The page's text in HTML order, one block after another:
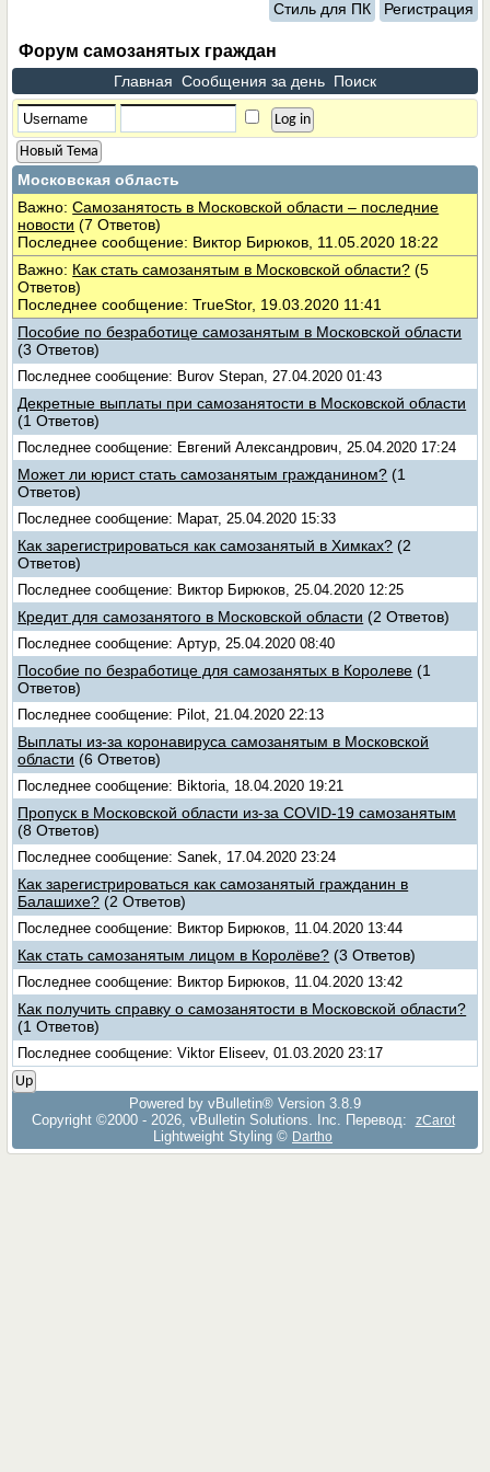
Стиль для ПК Регистрация
Форум самозанятых граждан
Главная Сообщения за день Поиск
Новый Тема
Московская область
Важно:Самозанятость в Московской области – последние
новости (7 Ответов)
Последнее сообщение: Виктор Бирюков, 11.05.2020 18:22
Важно: Как стать самозанятым в Московской области? (5
Ответов)
Последнее сообщение: TrueStor, 19.03.2020 11:41
Пособие по безработице самозанятым в Московской области
(3 Ответов)
Последнее сообщение: Burov Stepan, 27.04.2020 01:43
Декретные выплаты при самозанятости в Московской области
(1 Ответов)
Последнее сообщение: Евгений Александрович, 25.04.2020 17:24
Может ли юрист стать самозанятым гражданином? (1
Ответов)
Последнее сообщение: Марат, 25.04.2020 15:33
Как зарегистрироваться как самозанятый в Химках? (2
Ответов)
Последнее сообщение: Виктор Бирюков, 25.04.2020 12:25
Кредит для самозанятого в Московской области (2 Ответов)
Последнее сообщение: Артур, 25.04.2020 08:40
Пособие по безработице для самозанятых в Королеве (1
Ответов)
Последнее сообщение: Pilot, 21.04.2020 22:13
Выплаты из-за коронавируса самозанятым в Московской
области (6 Ответов)
Последнее сообщение: Biktoria, 18.04.2020 19:21
Пропуск в Московской области из-за COVID-19 самозанятым
(8 Ответов)
Последнее сообщение: Sanek, 17.04.2020 23:24
Как зарегистрироваться как самозанятый гражданин в
Балашихе? (2 Ответов)
Последнее сообщение: Виктор Бирюков, 11.04.2020 13:44
Как стать самозанятым лицом в Королёве? (3 Ответов)
Последнее сообщение: Виктор Бирюков, 11.04.2020 13:42
Как получить справку о самозанятости в Московской области?
(1 Ответов)
Последнее сообщение: Viktor Eliseev, 01.03.2020 23:17
Up
Powered by vBulletin® Version 3.8.9
Copyright ©2000 - 2026, vBulletin Solutions, Inc. Перевод:
zCarot
Lightweight Styling © Dartho